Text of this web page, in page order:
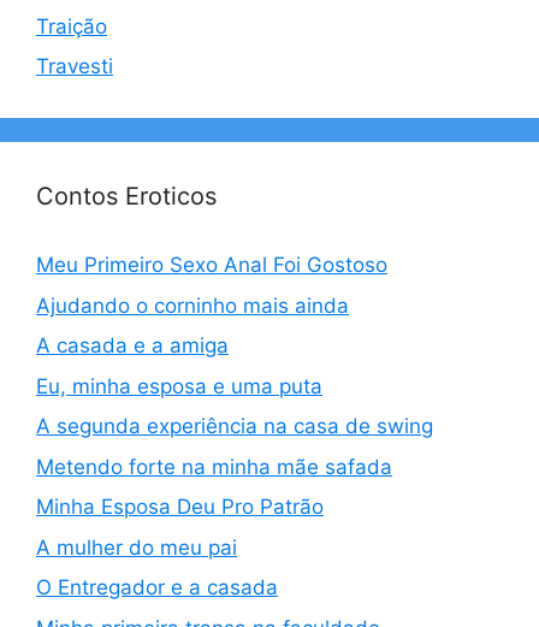
Traição
Travesti
Contos Eroticos
Meu Primeiro Sexo Anal Foi Gostoso
Ajudando o corninho mais ainda
A casada e a amiga
Eu, minha esposa e uma puta
A segunda experiência na casa de swing
Metendo forte na minha mãe safada
Minha Esposa Deu Pro Patrão
A mulher do meu pai
O Entregador e a casada